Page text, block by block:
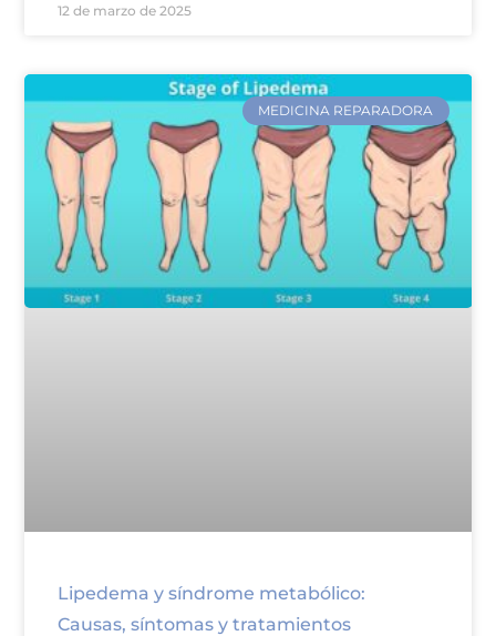
12 de marzo de 2025
MEDICINA REPARADORA
Lipedema y síndrome metabólico:
Causas, síntomas y tratamientos